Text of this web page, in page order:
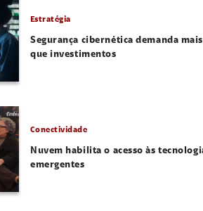
Estratégia
Segurança cibernética demanda mais
que investimentos
Conectividade
Nuvem habilita o acesso às
emergentes